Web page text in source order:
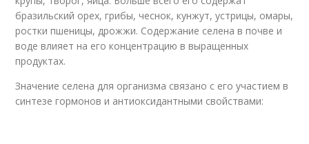
бразильский орех, грибы, чеснок, кунжут, устрицы, омары,
ростки пшеницы, дрожжи. Содержание селена в почве и
воде влияет на его концентрацию в выращенных
продуктах.
Значение селена для организма связано с его участием в
синтезе гормонов и антиоксидантными свойствами: